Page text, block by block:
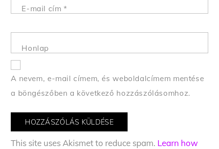
E-mail cím*
Honlap
A nevem, e-mail címem, és weboldalcímem mentése
a böngészőben a következő hozzászólásomhoz.
This site uses Akismet to reduce spam. Learn how